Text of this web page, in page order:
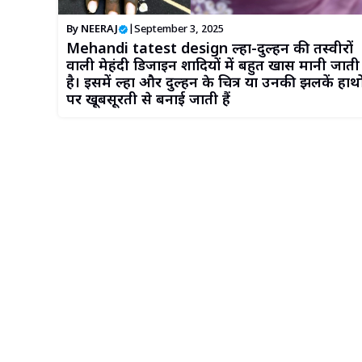
By NEERAJ September 3, 2025
Mehandi tatest design दूल्हा-दुल्हन की तस्वीरों
वाली मेहंदी डिजाइन शादियों में बहुत खास मानी जाती
है। इसमें दूल्हा और दुल्हन के चित्र या उनकी झलकें
पर खूबसूरती से बनाई जाती हैं